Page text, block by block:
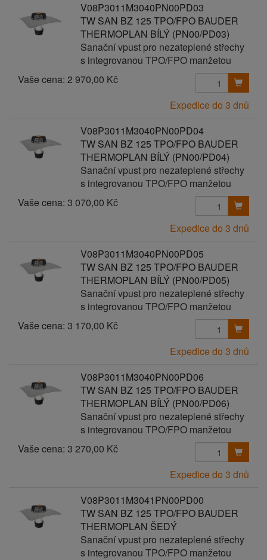
V08P3011M3040PN00PD03
TW SAN BZ 125 TPO/FPO BAUDER
THERMOPLAN BÍLÝ (PN00/PD03)
Sanační vpust pro nezateplené střechy
s integrovanou TPO/FPO manžetou
Vaše cena: 2 970,00 Kč
Expedice do 3 dnů
V08P3011M3040PN00PD04
TW SAN BZ 125 TPO/FPO BAUDER
THERMOPLAN BÍLÝ (PN00/PD04)
Sanační vpust pro nezateplené střechy
s integrovanou TPO/FPO manžetou
Vaše cena: 3 070,00 Kč
Expedice do 3 dnů
V08P3011M3040PN00PD05
TW SAN BZ 125 TPO/FPO BAUDER
THERMOPLAN BÍLÝ (PN00/PD05)
Sanační vpust pro nezateplené střechy
s integrovanou TPO/FPO manžetou
Vaše cena: 3 170,00 Kč
Expedice do 3 dnů
V08P3011M3040PN00PD06
TW SAN BZ 125 TPO/FPO BAUDER
THERMOPLAN BÍLÝ (PN00/PD06)
Sanační vpust pro nezateplené střechy
s integrovanou TPO/FPO manžetou
Vaše cena: 3 270,00 Kč
Expedice do 3 dnů
V08P3011M3041PN00PD00
TW SAN BZ 125 TPO/FPO BAUDER
THERMOPLAN ŠEDÝ
Sanační vpust pro nezateplené střechy
s integrovanou TPO/FPO manžetou